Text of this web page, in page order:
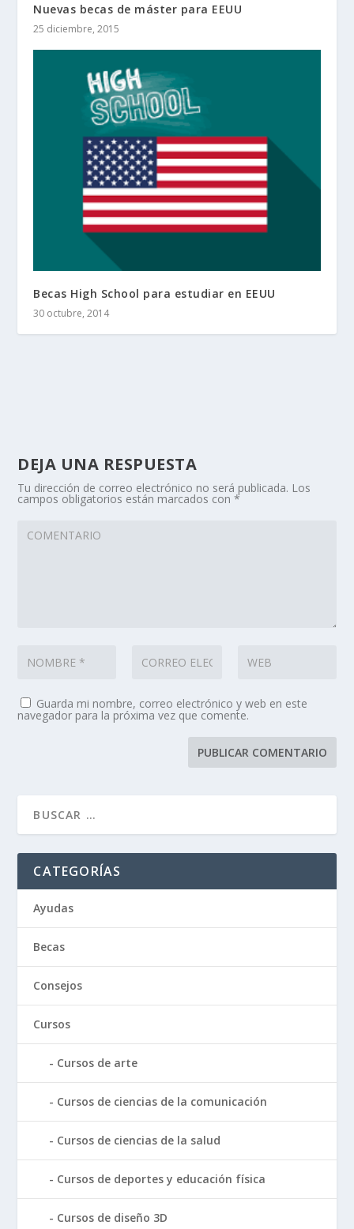
Nuevas becas de máster para EEUU
25 diciembre, 2015
Becas High School para estudiar en EEUU
30 octubre, 2014
DEJA UNA RESPUESTA
Tu dirección de correo electrónico no será publicada. Los
campos obligatorios están marcados con*
Guarda mi nombre, correo electrónico y web en este
navegador para la próxima vez que comente.
CATEGORÍAS
Ayudas
Becas
Consejos
Cursos
Cursos de arte
Cursos de ciencias de la comunicación
Cursos de ciencias de la salud
Cursos de deportes y educación física
Cursos de diseño 3D